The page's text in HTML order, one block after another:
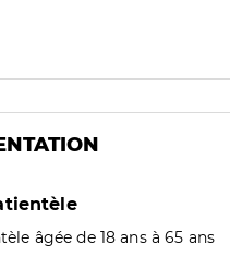
âgée de 18 ans à 65 ans